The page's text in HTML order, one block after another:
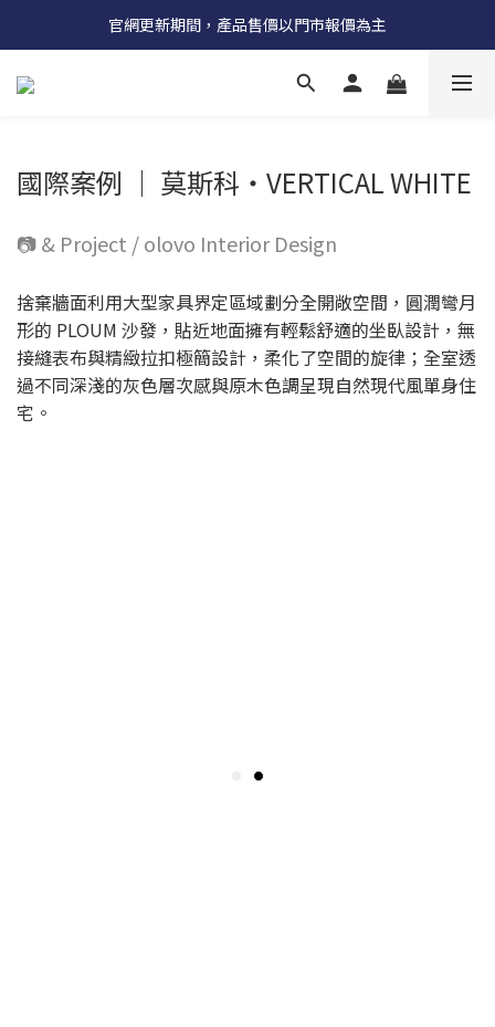
受國際原物料價格上漲，法國自 5/18 起全系列產品調漲 3%
官網更新期間，產品售價以門市報價為主
受國際原物料價格上漲，法國自 5/18 起全系列產品調漲 3%
國際案例 │ 莫斯科‧VERTICAL WHITE
📷 & Project / olovo Interior Design
捨棄牆面利用大型家具界定區域劃分全開敞空間，圓潤彎月
形的 PLOUM 沙發，貼近地面擁有輕鬆舒適的坐臥設計，無
接縫表布與精緻拉扣極簡設計，柔化了空間的旋律；全室透
過不同深淺的灰色層次感與原木色調呈現自然現代風單身住
宅。